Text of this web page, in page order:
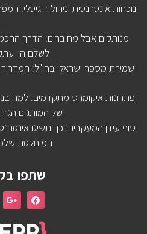
נוכחות אינטרנטית וניהול דיגיטלי:
מנותקים אבל מחוברים: הדרך
לשלם הון
שמירת מספר ישראלי בחו"ל:
פתרונות איקומרס מתקדמים: למה
של המותגים
סוף עידן המעקבים: כך תשיגו
המוחלטת
שתפו